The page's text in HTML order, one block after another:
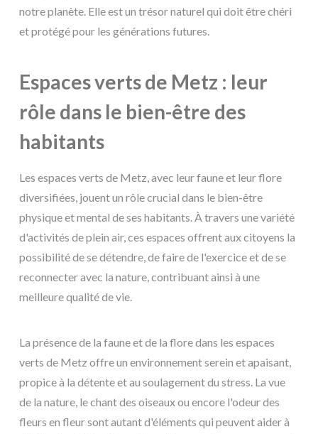
notre planète. Elle est un trésor naturel qui doit être chéri
et protégé pour les générations futures.
Espaces verts de Metz : leur
rôle dans le bien-être des
habitants
Les espaces verts de Metz, avec leur faune et leur flore
diversifiées, jouent un rôle crucial dans le bien-être
physique et mental de ses habitants. À travers une variété
d'activités de plein air, ces espaces offrent aux citoyens la
possibilité de se détendre, de faire de l'exercice et de se
reconnecter avec la nature, contribuant ainsi à une
meilleure qualité de vie.
La présence de la faune et de la flore dans les espaces
verts de Metz offre un environnement serein et apaisant,
propice à la détente et au soulagement du stress. La vue
de la nature, le chant des oiseaux ou encore l'odeur des
fleurs en fleur sont autant d'éléments qui peuvent aider à